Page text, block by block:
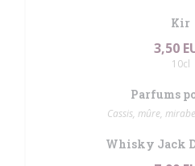
Kir
3,50
10cl
Parfums
Cassis, mûre,
Whisky Jack